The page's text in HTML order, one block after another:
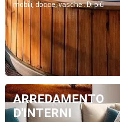
mobili, docce, vasche...Di più
ARREDAMENTO
D'INTERNI